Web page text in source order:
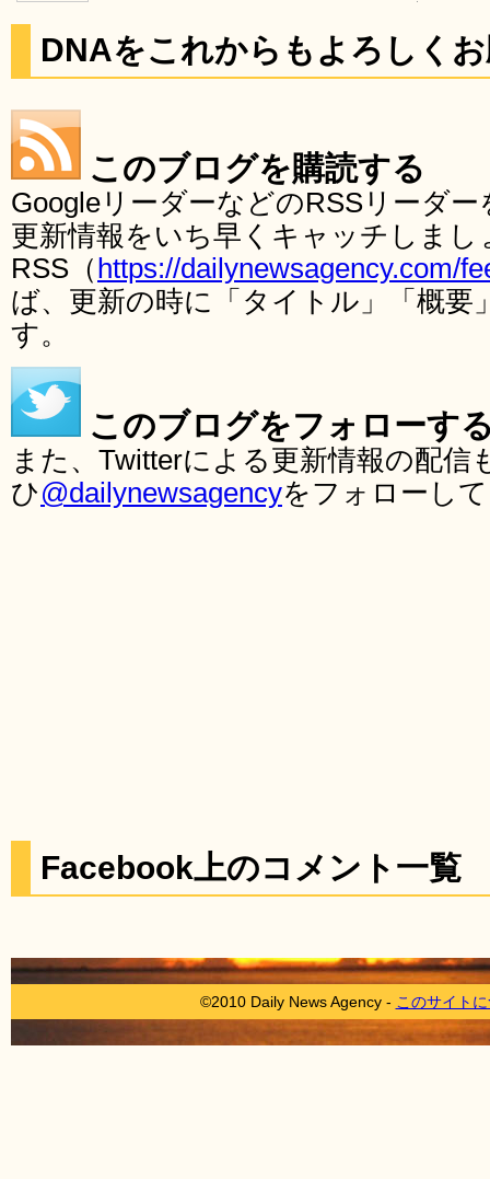
DNAをこれからもよろしく
このブログを購読する
GoogleリーダーなどのRSSリーダ
更新情報をいち早くキャッチしま
RSS（ https://dailynewsagency.com/
ば、更新の時に「タイトル」「概要
す。
このブログをフォローす
また、Twitterによる更新情報の配
ひ@dailynewsagencyをフォローし
Facebook上のコメント一覧
©2010 Daily News Agency - このサイト